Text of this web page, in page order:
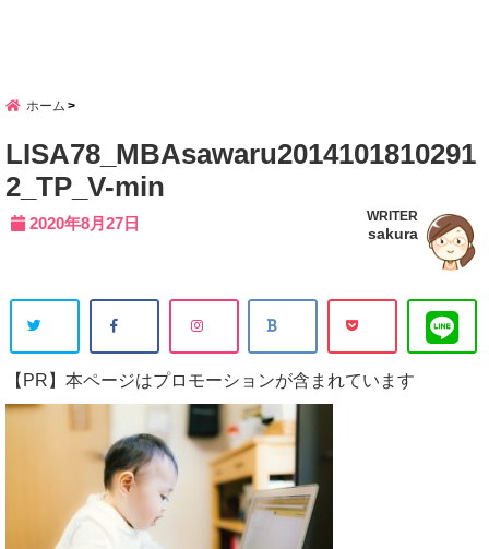
ホーム
LISA78_MBAsawaru2014101810291
2_TP_V-min
2020年8月27日 WRITER
sakura
【PR】本ページはプロモーションが含まれています